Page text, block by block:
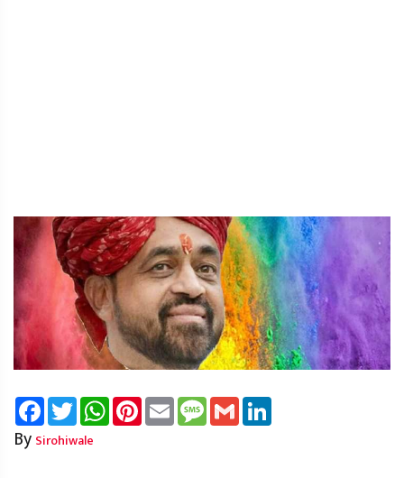
FacebookTwitterWhatsAppPinterest
Email Message
Gmail
By Sirohiwale